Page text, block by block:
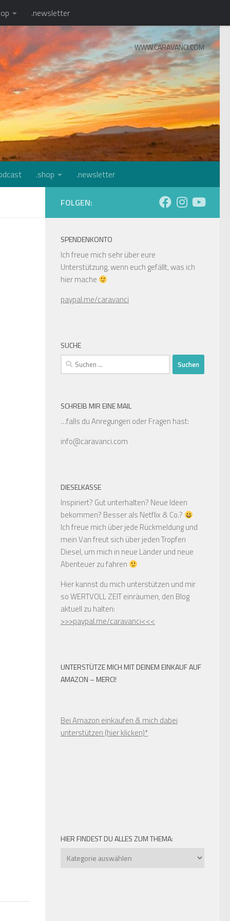
.newsletter
WWW.CARAVANCI.COM
.shop .newsletter
FOLGEN:
SPENDENKONTO
Ich freue mich sehr über eure
Unterstützung, wenn euch gefällt, was ich
hier mache
paypal.me/caravanci
SUCHE
Suchen
nach:
SCHREIB MIR EINE MAIL
…falls du Anregungen oder Fragen hast:
info@caravanci.com
DIESELKASSE
Inspiriert? Gut unterhalten? Neue Ideen
bekommen? Besser als Netflix & Co.?
Ich freue mich über jede Rückmeldung und
mein Van freut sich über jeden Tropfen
Diesel, um mich in neue Länder und neue
Abenteuer zu fahren
Hier kannst du mich unterstützen und mir
so WERTVOLL ZEIT einräumen, den Blog
aktuell zu halten:
>>>paypal.me/caravanci<<<
UNTERSTÜTZE MICH MIT DEINEM EINKAUF AUF
AMAZON – MERCI!
Bei Amazon einkaufen & mich dabei
unterstützen (hier klicken)*
HIER FINDEST DU ALLES ZUM THEMA:
Hier
findest